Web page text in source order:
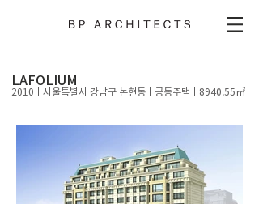
LAFOLIUM
2010ㅣ 서울특별시 강남구 논현동ㅣ​공동주택ㅣ8940.55 ㎡